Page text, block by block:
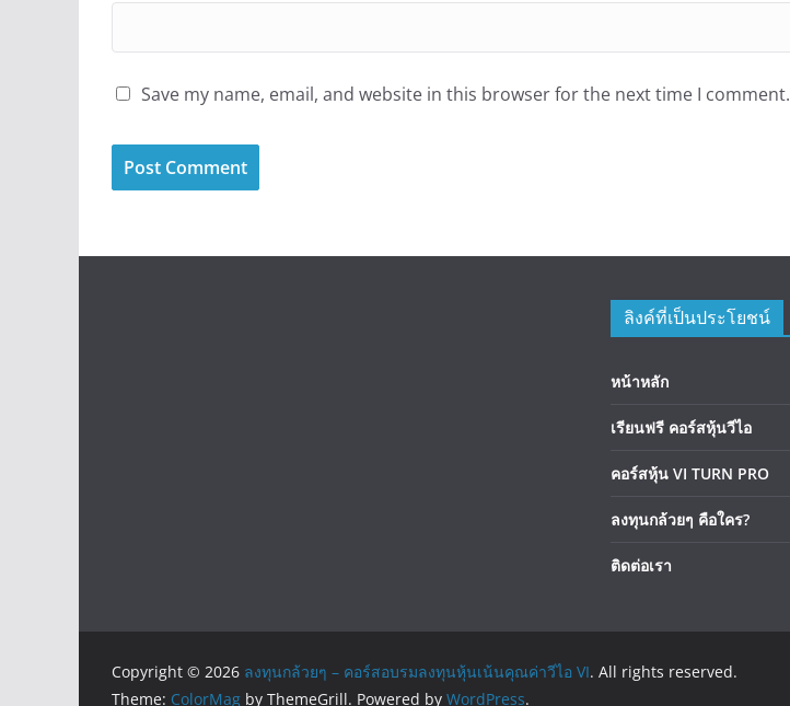
Save my name, email, and website in this browser for the next time I comment.
ลิงค์ที่เป็นประโยชน์
หน้าหลัก
เรียนฟรี คอร์สหุ้นวีไอ
คอร์สหุ้น VI TURN PRO
ลงทุนกล้วยๆ คือใคร?
ติดต่อเรา
Copyright © 2026 ลงทุนกล้วยๆ – คอร์สอบรมลงทุนหุ้นเน้นคุณค่าวีไอ VI. All rights reserved.
Theme: ColorMag by ThemeGrill. Powered by WordPress.